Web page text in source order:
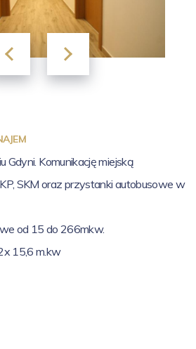
Gdyni. Komunikację miejską
SKM oraz przystanki autobusowe w
od 15 do 266mkw.
15,6 m.kw